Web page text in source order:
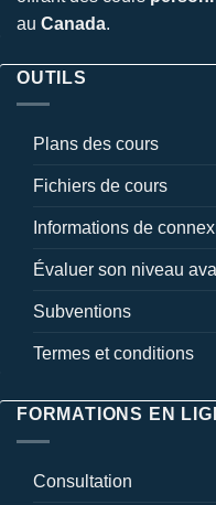
au Canada.
OUTILS
Plans des cours
Fichiers de cours
Informations de
Évaluer son niveau
Subventions
Termes et conditions
FORMATIONS EN
Consultation